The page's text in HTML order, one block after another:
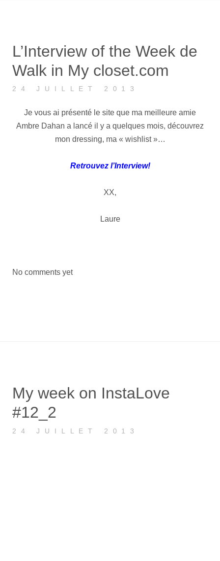
L’Interview of the Week de
Walk in My closet.com
24 JUILLET 2013
Je vous ai présenté le site que ma meilleure amie
Ambre Dahan a lancé il y a quelques mois, découvrez
mon dressing, ma « wishlist »…
Retrouvez l’Interview!
XX,
Laure
No comments yet
My week on InstaLove
#12_2
24 JUILLET 2013